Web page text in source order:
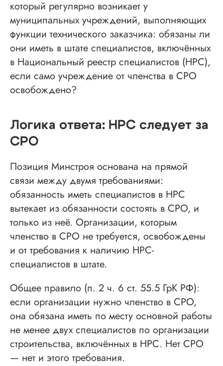
который регулярно возникает у
муниципальных учреждений, выполняющих
функции технического заказчика: обязаны ли
они иметь в штате специалистов, включённых
в Национальный реестр специалистов (НРС),
если само учреждение от членства в СРО
освобождено?
Логика ответа: НРС следует за
СРО
Позиция Минстроя основана на прямой
связи между двумя требованиями:
обязанность иметь специалистов в НРС
вытекает из обязанности состоять в СРО, и
только из неё. Организации, которым
членство в СРО не требуется, освобождены
и от требования к наличию НРС-
специалистов в штате.
Общее правило (п. 2 ч. 6 ст. 55.5 ГрК РФ):
если организации нужно членство в СРО,
она обязана иметь по месту основной работы
не менее двух специалистов по организации
строительства, включённых в НРС. Нет СРО
— нет и этого требования.